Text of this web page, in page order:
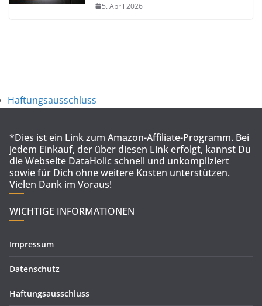
5. April 2026
Haftungsausschluss
*Dies ist ein Link zum Amazon-Affiliate-Programm. Bei
jedem Einkauf, der über diesen Link erfolgt, kannst Du
die Webseite DataHolic schnell und unkompliziert
sowie für Dich ohne weitere Kosten unterstützen.
Vielen Dank im Voraus!
WICHTIGE INFORMATIONEN
Impressum
Datenschutz
Haftungsausschluss